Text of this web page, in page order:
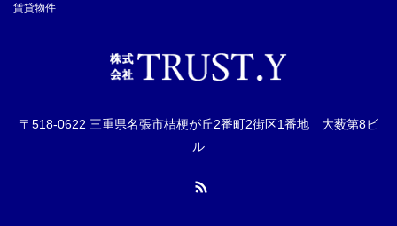
賃貸物件
〒518-0622 三重県名張市桔梗が丘2番町2街区1番地 大薮第8ビ
ル